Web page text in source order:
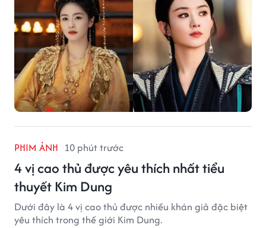
PHIM ẢNH 10 phút trước
4 vị cao thủ được yêu thích nhất tiểu
thuyết Kim Dung
Dưới đây là 4 vị cao thủ được nhiều khán giả đặc biệt
yêu thích trong thế giới Kim Dung.